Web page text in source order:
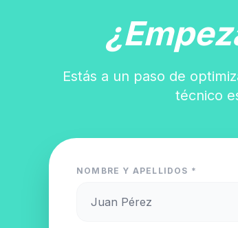
Estás a un paso de
técnico
NOMBRE Y APELLIDOS *